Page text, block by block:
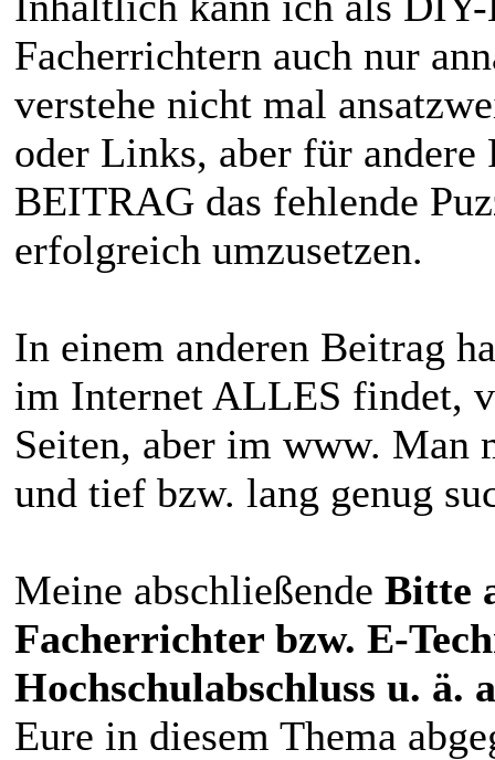
Facherrichtern auch nur
verstehe nicht mal
oder Links, aber für andere
BEITRAG das fehlende
erfolgreich umzusetzen.
In einem anderen Beitrag
im Internet ALLES findet,
Seiten, aber im www. Man
und tief bzw. lang genug
Meine abschließende Bitte
Facherrichter bzw. E-
Hochschulabschluss u. ä.
Eure in diesem Thema